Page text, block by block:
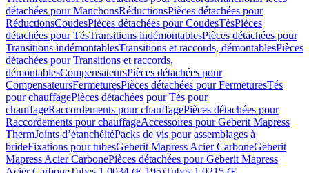
détachées pour ManchonsRéductionsPièces détachées pour
RéductionsCoudesPièces détachées pour CoudesTésPièces
détachées pour TésTransitions indémontablesPièces détachées pour
Transitions indémontablesTransitions et raccords, démontablesPièces
détachées pour Transitions et raccords,
démontablesCompensateursPièces détachées pour
CompensateursFermeturesPièces détachées pour FermeturesTés
pour chauffagePièces détachées pour Tés pour
chauffageRaccordements pour chauffagePièces détachées pour
Raccordements pour chauffageAccessoires pour Geberit Mapress
ThermJoints d’étanchéitéPacks de vis pour assemblages à
brideFixations pour tubesGeberit Mapress Acier CarboneGeberit
Mapress Acier CarbonePièces détachées pour Geberit Mapress